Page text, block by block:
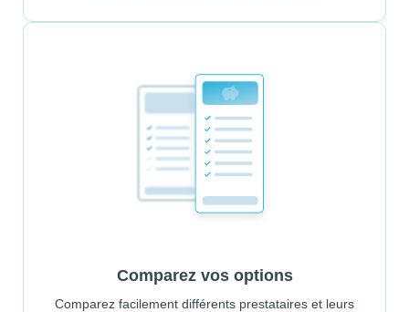
Comparez vos options
Comparez facilement différents prestataires et leurs